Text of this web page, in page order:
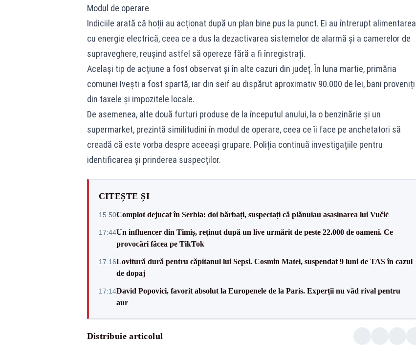
Modul de operare
Indiciile arată că hoții au acționat după un plan bine pus la punct. Ei au întrerupt alimentarea
cu energie electrică, ceea ce a dus la dezactivarea sistemelor de alarmă și a camerelor de
supraveghere, reușind astfel să opereze fără a fi înregistrați.
Același tip de acțiune a fost observat și în alte cazuri din județ. În luna martie, primăria
comunei Ivești a fost spartă, iar din seif au dispărut aproximativ 90.000 de lei, bani proveniți
din taxele și impozitele locale.
De asemenea, alte două furturi produse de la începutul anului, la o benzinărie și un
supermarket, prezintă similitudini în modul de operare, ceea ce îi face pe anchetatori să
creadă că este vorba despre aceeași grupare. Poliția continuă investigațiile pentru
identificarea și prinderea suspecților.
CITEȘTE ȘI
15:50Complot dejucat în Serbia: doi bărbați, suspectați că plănuiau asasinarea lui Vučić
17:44Un influencer din Timiș, reținut după un live urmărit de peste 22.000 de oameni. Ce
provocări făcea pe TikTok
17:16Lovitură dură pentru căpitanul lui Sepsi. Cosmin Matei, suspendat 9 luni de TAS în cazul
de dopaj
17:14David Popovici, favorit absolut la Europenele de la Paris. Experții nu văd rival pentru
aur
Distribuie articolul